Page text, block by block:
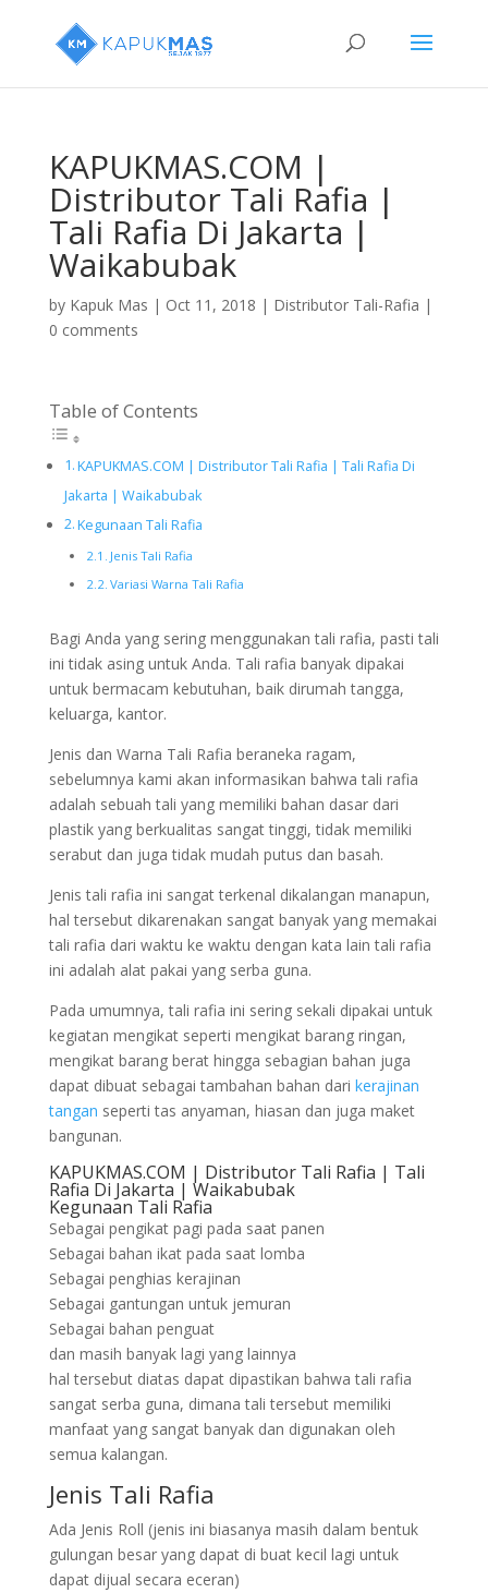
KAPUKMAS.COM |
Distributor Tali Rafia |
Tali Rafia Di Jakarta |
Waikabubak
by Kapuk Mas | Oct 11, 2018 | Distributor Tali-Rafia |
0 comments
Table of Contents
KAPUKMAS.COM | Distributor Tali Rafia | Tali Rafia Di
Jakarta | Waikabubak
Kegunaan Tali Rafia
Jenis Tali Rafia
Variasi Warna Tali Rafia
Bagi Anda yang sering menggunakan tali rafia, pasti tali
ini tidak asing untuk Anda. Tali rafia banyak dipakai
untuk bermacam kebutuhan, baik dirumah tangga,
keluarga, kantor.
Jenis dan Warna Tali Rafia beraneka ragam,
sebelumnya kami akan informasikan bahwa tali rafia
adalah sebuah tali yang memiliki bahan dasar dari
plastik yang berkualitas sangat tinggi, tidak memiliki
serabut dan juga tidak mudah putus dan basah.
Jenis tali rafia ini sangat terkenal dikalangan manapun,
hal tersebut dikarenakan sangat banyak yang memakai
tali rafia dari waktu ke waktu dengan kata lain tali rafia
ini adalah alat pakai yang serba guna.
Pada umumnya, tali rafia ini sering sekali dipakai untuk
kegiatan mengikat seperti mengikat barang ringan,
mengikat barang berat hingga sebagian bahan juga
dapat dibuat sebagai tambahan bahan dari kerajinan
tangan seperti tas anyaman, hiasan dan juga maket
bangunan.
KAPUKMAS.COM | Distributor Tali Rafia | Tali
Rafia Di Jakarta | Waikabubak
Kegunaan Tali Rafia
Sebagai pengikat pagi pada saat panen
Sebagai bahan ikat pada saat lomba
Sebagai penghias kerajinan
Sebagai gantungan untuk jemuran
Sebagai bahan penguat
dan masih banyak lagi yang lainnya
hal tersebut diatas dapat dipastikan bahwa tali rafia
sangat serba guna, dimana tali tersebut memiliki
manfaat yang sangat banyak dan digunakan oleh
semua kalangan.
Jenis Tali Rafia
Ada Jenis Roll (jenis ini biasanya masih dalam bentuk
gulungan besar yang dapat di buat kecil lagi untuk
dapat dijual secara eceran)